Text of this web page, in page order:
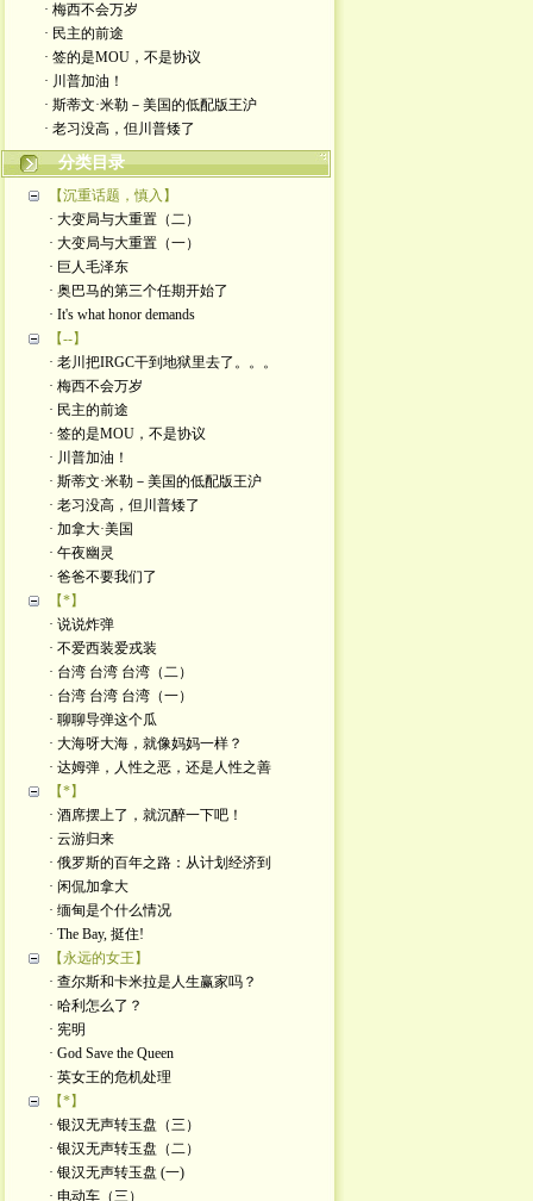
此生面对严厉又仁慈的一切
轻松一点 我们一起度过暗夜
· 梅西不会万岁
· 民主的前途
· 签的是MOU，不是协议
· 川普加油！
· 斯蒂文·米勒－美国的低配版王沪
· 老习没高，但川普矮了
分类目录
【沉重话题，慎入】
· 大变局与大重置（二）
· 大变局与大重置（一）
· 巨人毛泽东
· 奥巴马的第三个任期开始了
· It's what honor demands
【--】
· 老川把IRGC干到地狱里去了。。。
· 梅西不会万岁
· 民主的前途
· 签的是MOU，不是协议
· 川普加油！
· 斯蒂文·米勒－美国的低配版王沪
· 老习没高，但川普矮了
· 加拿大·美国
· 午夜幽灵
· 爸爸不要我们了
【*】
· 说说炸弹
· 不爱西装爱戎装
· 台湾 台湾 台湾（二）
· 台湾 台湾 台湾（一）
· 聊聊导弹这个瓜
· 大海呀大海，就像妈妈一样？
· 达姆弹，人性之恶，还是人性之善
【*】
· 酒席摆上了，就沉醉一下吧！
· 云游归来
· 俄罗斯的百年之路：从计划经济到
· 闲侃加拿大
· 缅甸是个什么情况
· The Bay, 挺住!
【永远的女王】
· 查尔斯和卡米拉是人生赢家吗？
· 哈利怎么了？
· 宪明
· God Save the Queen
· 英女王的危机处理
【*】
· 银汉无声转玉盘（三）
· 银汉无声转玉盘（二）
· 银汉无声转玉盘 (一)
· 电动车（三）